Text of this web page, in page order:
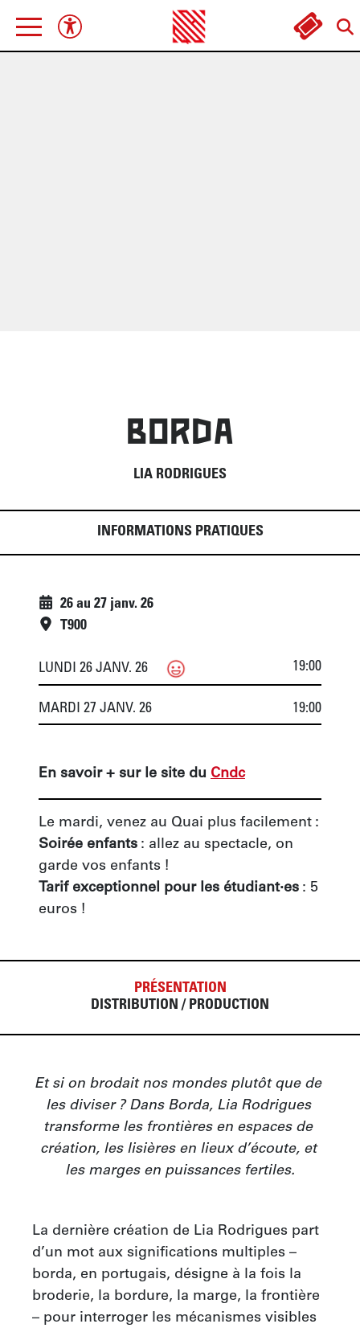
BORDA
LIA RODRIGUES
INFORMATIONS PRATIQUES
26 au 27 janv. 26
T900
LUNDI 26 JANV. 26 19:00
MARDI 27 JANV. 26 19:00
En savoir + sur le site du Cndc
Le mardi, venez au Quai plus facilement :
Soirée enfants : allez au spectacle, on
garde vos enfants !
Tarif exceptionnel pour les étudiant·es : 5
euros !
PRÉSENTATION
DISTRIBUTION / PRODUCTION
Et si on brodait nos mondes plutôt que de
les diviser ? Dans Borda, Lia Rodrigues
transforme les frontières en espaces de
création, les lisières en lieux d’écoute, et
les marges en puissances fertiles.
La dernière création de Lia Rodrigues part
d’un mot aux significations multiples –
borda, en portugais, désigne à la fois la
broderie, la bordure, la marge, la frontière
– pour interroger les mécanismes visibles